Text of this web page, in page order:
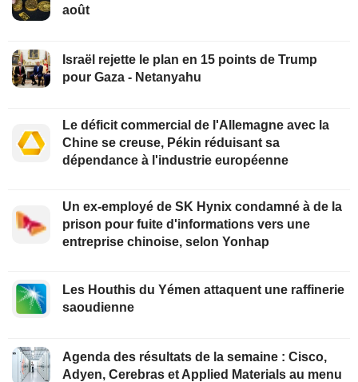
août
Israël rejette le plan en 15 points de Trump
pour Gaza - Netanyahu
Le déficit commercial de l'Allemagne avec la
Chine se creuse, Pékin réduisant sa
dépendance à l'industrie européenne
Un ex-employé de SK Hynix condamné à de la
prison pour fuite d'informations vers une
entreprise chinoise, selon Yonhap
Les Houthis du Yémen attaquent une raffinerie
saoudienne
Agenda des résultats de la semaine : Cisco,
Adyen, Cerebras et Applied Materials au menu